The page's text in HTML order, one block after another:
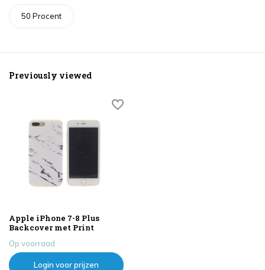
50 Procent
Previously viewed
Apple iPhone 7-8 Plus
Backcover met Print
Op voorraad
Login voor prijzen